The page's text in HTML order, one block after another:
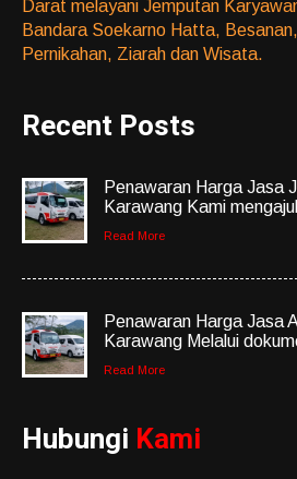
Darat melayani Jemputan
Bandara Soekarno Hatta,
Pernikahan, Ziarah dan Wisata.
Recent Posts
Penawaran Harga Jasa
Karawang Kami
Read More
Penawaran Harga Jasa
Karawang Melalui
Read More
Hubungi Kami